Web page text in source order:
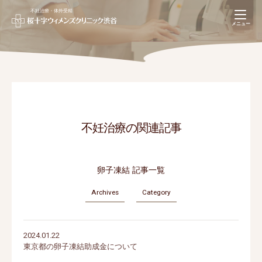
不妊治療・体外受精
メニュー
【不妊治療専用】
不妊治療の関連記事
卵子凍結 記事一覧
Archives Category
2024.01.22
東京都の卵子凍結助成金について